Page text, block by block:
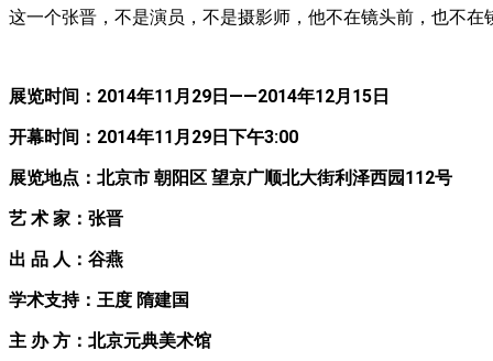
这一个张晋，不是演员，不是摄影师，他不在镜头前，也不
展览时间：2014年11月29日——2014年12月15日
开幕时间：2014年11月29日下午3:00
展览地点：北京市 朝阳区 望京广顺北大街利泽西园112号
艺 术 家：张晋
出 品 人：谷燕
学术支持：王度 隋建国
主 办 方：北京元典美术馆